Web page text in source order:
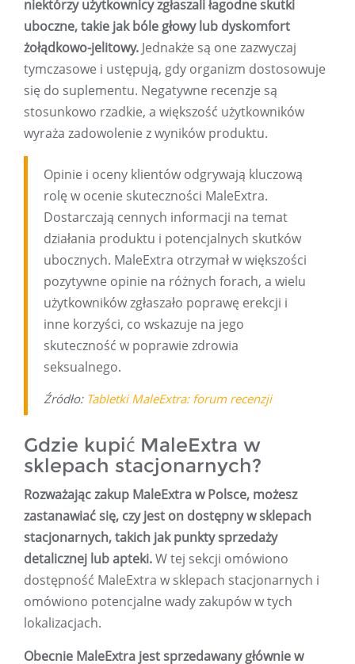
niektórzy użytkownicy zgłaszali łagodne skutki
uboczne, takie jak bóle głowy lub dyskomfort
żołądkowo-jelitowy. Jednakże są one zazwyczaj
tymczasowe i ustępują, gdy organizm dostosowuje
się do suplementu. Negatywne recenzje są
stosunkowo rzadkie, a większość użytkowników
wyraża zadowolenie z wyników produktu.
Opinie i oceny klientów odgrywają kluczową
rolę w ocenie skuteczności MaleExtra.
Dostarczają cennych informacji na temat
działania produktu i potencjalnych skutków
ubocznych. MaleExtra otrzymał w większości
pozytywne opinie na różnych forach, a wielu
użytkowników zgłaszało poprawę erekcji i
inne korzyści, co wskazuje na jego
skuteczność w poprawie zdrowia
seksualnego.
Źródło: Tabletki MaleExtra: forum recenzji
Gdzie kupić MaleExtra w
sklepach stacjonarnych?
Rozważając zakup MaleExtra w Polsce, możesz
zastanawiać się, czy jest on dostępny w sklepach
stacjonarnych, takich jak punkty sprzedaży
detalicznej lub apteki.W tej sekcji omówiono
dostępność MaleExtra w sklepach stacjonarnych i
omówiono potencjalne wady zakupów w tych
lokalizacjach.
Obecnie MaleExtra jest sprzedawany głównie w